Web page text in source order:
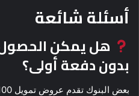
أسئلة شائعة
هل يمكن
بدون دفعة أولى؟